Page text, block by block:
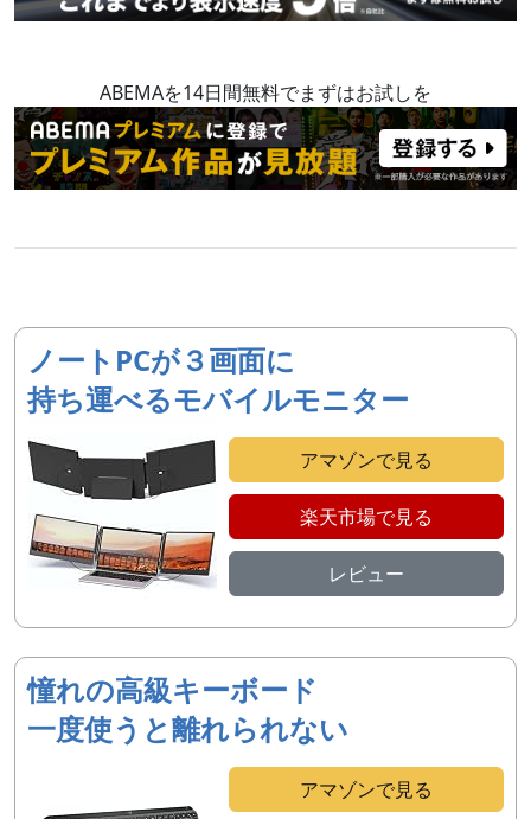
ABEMAを14日間無料でまずはお試しを
ノートPCが３画面に
持ち運べるモバイルモニター
アマゾンで見る
楽天市場で見る
レビュー
憧れの高級キーボード
一度使うと離れられない
アマゾンで見る